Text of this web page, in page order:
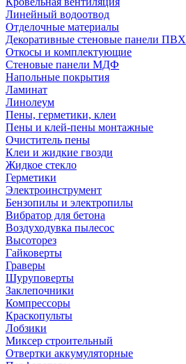
Линейный водоотвод
Отделочные материалы
Декоративные стеновые панели ПВХ
Откосы и комплектующие
Стеновые панели МДФ
Напольные покрытия
Ламинат
Линолеум
Пены, герметики, клеи
Пены и клей-пены монтажные
Очиститель пены
Клеи и жидкие гвозди
Жидкое стекло
Герметики
Электроинструмент
Бензопилы и электропилы
Вибратор для бетона
Воздуходувка пылесос
Высоторез
Гайковерты
Граверы
Шуруповерты
Заклепочники
Компрессоры
Краскопульты
Лобзики
Миксер строительный
Отвертки аккумуляторные